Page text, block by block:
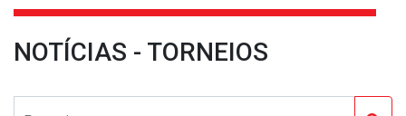
NOTÍCIAS - TORNEIOS